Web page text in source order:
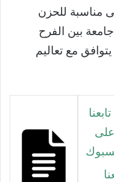
مناسبة للحزن
بين الفرح
مع تعاليم